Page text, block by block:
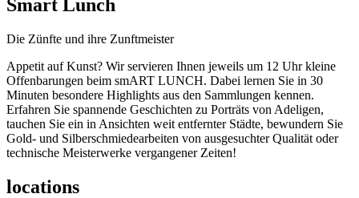
Smart Lunch
Die Zünfte und ihre Zunftmeister
Appetit auf Kunst? Wir servieren Ihnen jeweils um 12 Uhr kleine
Offenbarungen beim smART LUNCH. Dabei lernen Sie in 30
Minuten besondere Highlights aus den Sammlungen kennen.
Erfahren Sie spannende Geschichten zu Porträts von Adeligen,
tauchen Sie ein in Ansichten weit entfernter Städte, bewundern Sie
Gold- und Silberschmiedearbeiten von ausgesuchter Qualität oder
technische Meisterwerke vergangener Zeiten!
locations